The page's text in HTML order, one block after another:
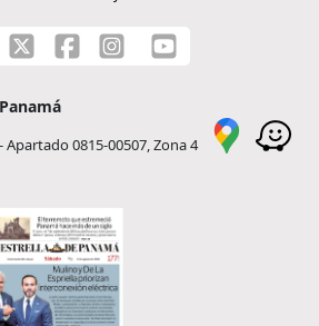
Apartado 0815-00507, Zona 4